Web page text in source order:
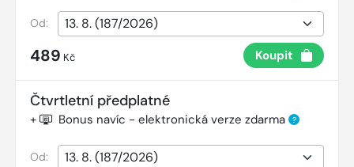
Od:
489 Kč Koupit
Čtvrtletní předplatné
+ Bonus navíc - elektronická verze zdarma ?
Od: